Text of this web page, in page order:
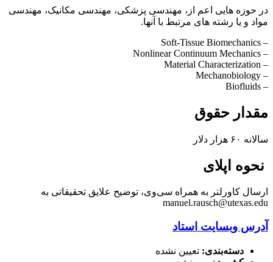
در حوزه هایی اعم از، مهندسی پزشکی، مهندسی مکانیک، مهندسی
مواد و یا رشته های مرتبط با آنها.
– Soft-Tissue Biomechanics
– Nonlinear Continuum Mechanics
– Material Characterization
– Mechanobiology
– Biofluids
مقدار حقوق
سالانه ۶۰ هزار دلار
نحوه اپلای
ارسال کاورلتر به همراه سی‌وی، توضیح علایق تحقیقاتی به
manuel.rausch@utexas.edu
آدرس وبسایت استاد
دسته‌بندی: تعیین نشده